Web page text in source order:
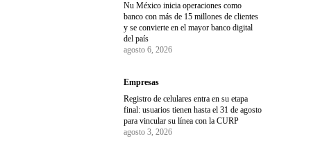
Nu México inicia operaciones como
banco con más de 15 millones de clientes
y se convierte en el mayor banco digital
del país
agosto 6, 2026
Empresas
Registro de celulares entra en su etapa
final: usuarios tienen hasta el 31 de agosto
para vincular su línea con la CURP
agosto 3, 2026